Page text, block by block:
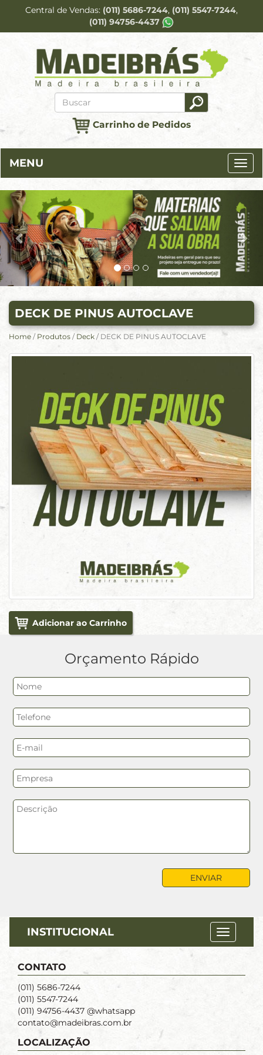
Central de Vendas (011) 5686-7244 (011) 5547-7244
(011) 94756-4437
Carrinho de Pedidos
MENU
Previous
DECK DE PINUS AUTOCLAVE
Home / Produtos / Deck / DECK DE PINUS AUTOCLAVE
Adicionar ao Carrinho
Orçamento Rápido
INSTITUCIONAL
CONTATO
(011) 5686-7244
(011) 5547-7244
(011) 94756-4437 @whatsapp
contato@madeibras.com.br
LOCALIZAÇÃO